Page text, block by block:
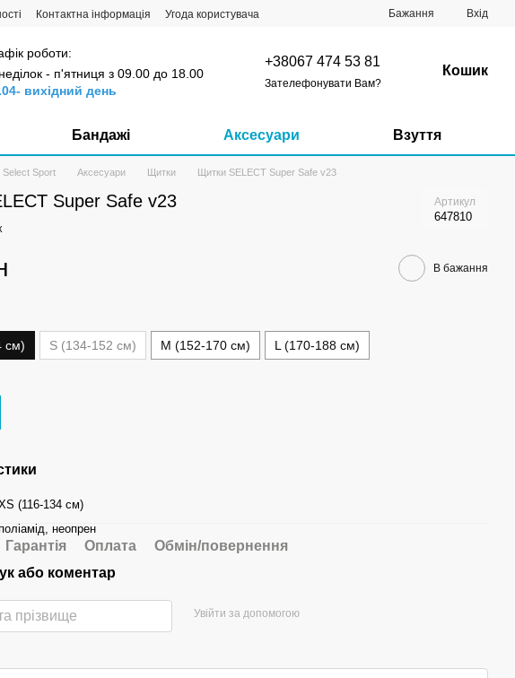
Контактна інформація Угода користувача Бажання Вхід
роботи:
- п'ятниця з 09.00 до 18.00
вихідний день
+38067 474 53 81
Зателефонувати Вам?
Кошик
Бандажі Аксесуари Взуття
Select Sport Аксесуари Щитки Щитки SELECT Super Safe v23
Super Safe v23 Артикул
647810
В бажання
см) S (134-152 см) M (152-170 см) L (170-188 см)
(116-134 см)
неопрен
Гарантія Оплата
Обмін/повернення
або коментар
Увійти за допомогою